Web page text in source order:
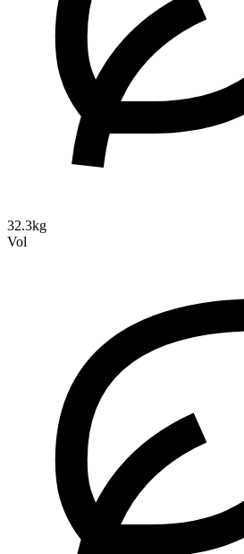
32.3kg
Vol